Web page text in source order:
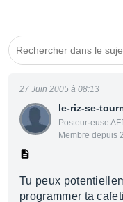
le-riz-se-
Posteur·euse
Membre depuis
27 Juin 2005 à 08:13
Tu peux
programmer ta